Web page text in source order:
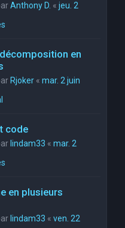
Anthony D. « jeu. 2
en
Rjoker « mar. 2 juin
code
lindam33 « mar. 2
en plusieurs
lindam33 « ven. 22